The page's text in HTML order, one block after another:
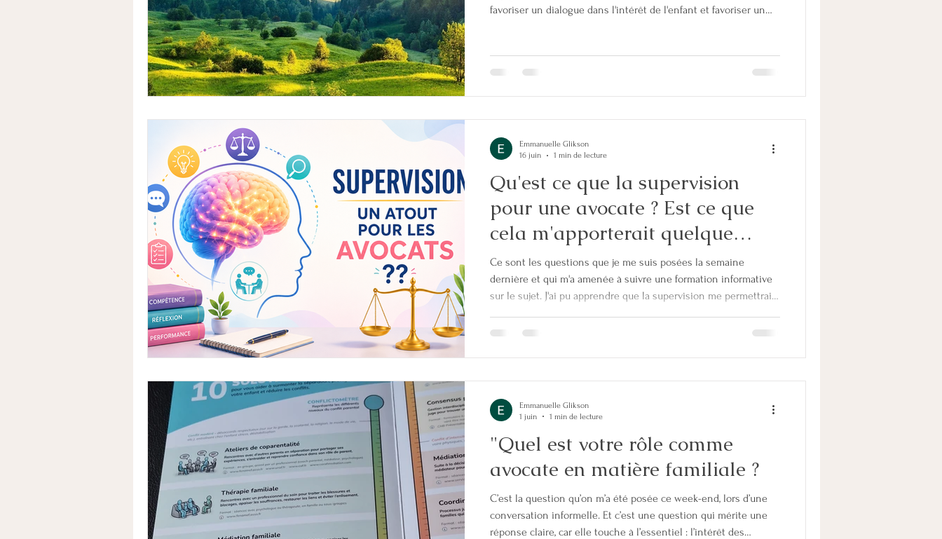
favoriser un dialogue dans l'intérêt de l'enfant et favoriser un
tranchera dans le cadre d'une procédure contentieuse classique
au moyen d'une passerelle qui permettra d'avoir une date
d'audience rapide. 👉 Déjà mis en place : à Arras,
Qu'est ce que la supervision
pour une avocate ? Est ce que
cela m'apporterait quelque
chose de supplémentaire ?
Ce sont les questions que je me suis posées la semaine
dernière et qui m'a amenée à suivre une formation informative
sur le sujet. J'ai pu apprendre que la supervision me permettrait
les enjeux inconscients des dossiers qui s'y cachent - prendre
avocate augmentée en me permettant d'avoir des compétences
Emmanuelle Glikson
16 juin
1 min de lecture
"Quel est votre rôle comme
avocate en matière familiale ?
C’est la question qu’on m’a été posée ce week-end, lors d’une
conversation informelle. Et c’est une question qui mérite une
réponse claire, car elle touche à l’essentiel : l’intérêt des
Emmanuelle Glikson
1 juin
1 min de lecture